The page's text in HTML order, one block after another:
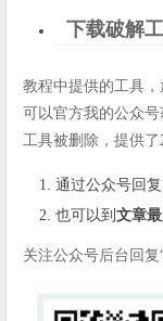
下载破解
教程中提供的工具
可以官方我的公众
工具被删除，提供了
通过公众号回复
也可以到 文章
关注公众号后台回复